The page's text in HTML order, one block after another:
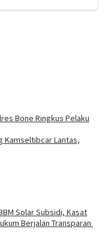
Bone Ringkus Pelaku
Kamseltibcar Lantas,
Solar Subsidi, Kasat
Berjalan Transparan